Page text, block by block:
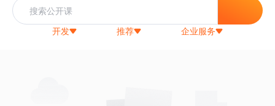
开发 推荐 企业服务